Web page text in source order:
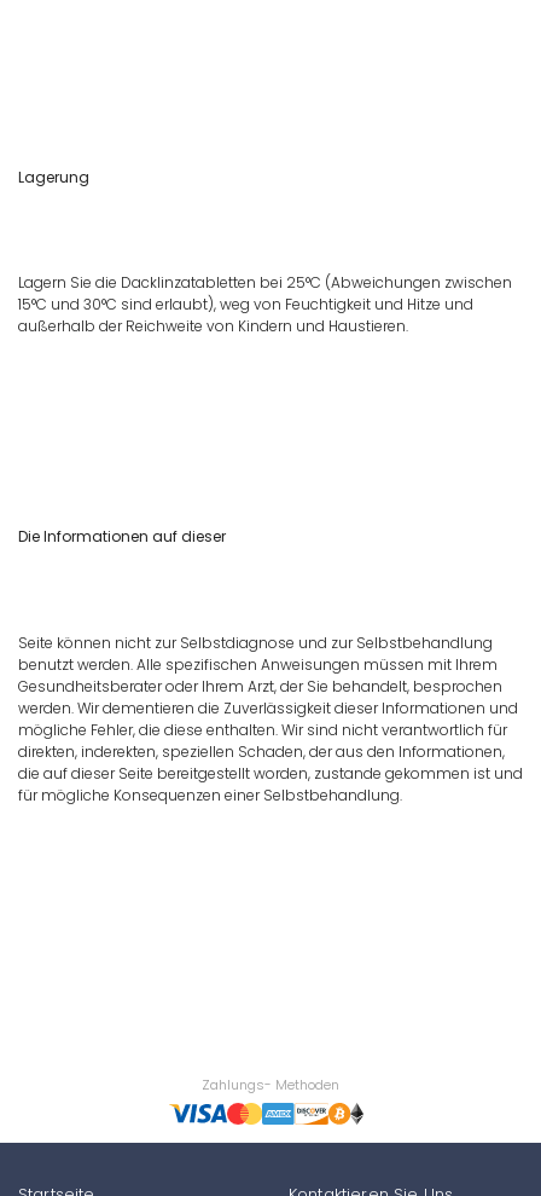
Lagerung
Lagern Sie die Dacklinzatabletten bei 25°C (Abweichungen zwischen
15°C und 30°C sind erlaubt), weg von Feuchtigkeit und Hitze und
außerhalb der Reichweite von Kindern und Haustieren.
Die Informationen auf dieser
Seite können nicht zur Selbstdiagnose und zur Selbstbehandlung
benutzt werden. Alle spezifischen Anweisungen müssen mit Ihrem
Gesundheitsberater oder Ihrem Arzt, der Sie behandelt, besprochen
werden. Wir dementieren die Zuverlässigkeit dieser Informationen und
mögliche Fehler, die diese enthalten. Wir sind nicht verantwortlich für
direkten, inderekten, speziellen Schaden, der aus den Informationen,
die auf dieser Seite bereitgestellt worden, zustande gekommen ist und
für mögliche Konsequenzen einer Selbstbehandlung.
Zahlungs- Methoden